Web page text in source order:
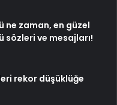
ne zaman, en güzel
sözleri ve mesajları!
rekor düşüklüğe